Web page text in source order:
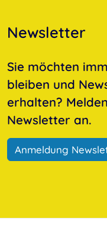
Newsletter
Sie möchten
bleiben und
erhalten?
Newsletter an.
Anmeldung